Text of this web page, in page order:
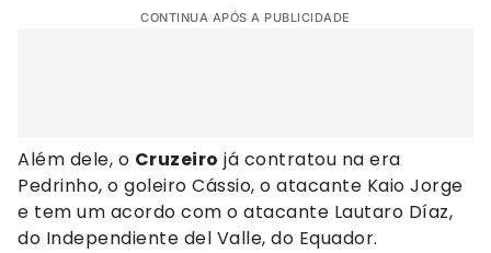
CONTINUA APÓS A PUBLICIDADE
Além dele, o Cruzeiro já contratou na era
Pedrinho, o goleiro Cássio, o atacante Kaio Jorge
e tem um acordo com o atacante Lautaro Díaz,
do Independiente del Valle, do Equador.